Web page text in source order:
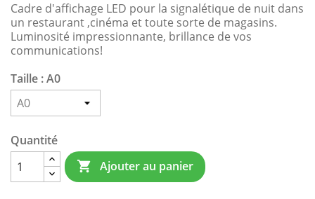
Cadre d'affichage LED pour la signalétique de nuit dans
un restaurant ,cinéma et toute sorte de magasins.
Luminosité impressionnante, brillance de vos
communications!
Taille : A0
Quantité
 Ajouter au panier